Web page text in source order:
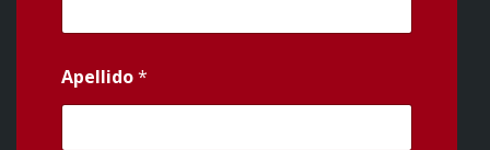
Apellido*